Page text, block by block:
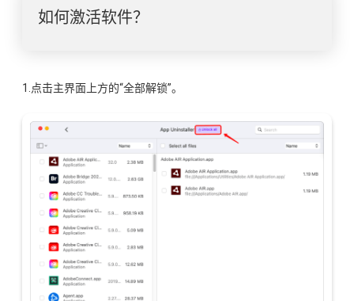
如何激活软件？
1.点击主界面上方的“全部解锁”。